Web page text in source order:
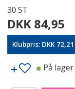
30 ST
DKK 84,95
Klubpris: DKK 72,21
På lager